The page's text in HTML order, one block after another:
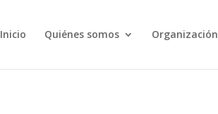
Inicio Quiénes somos Organización